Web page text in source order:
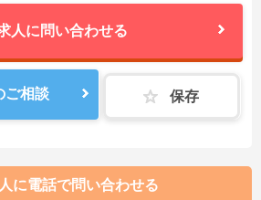
人に問い合わせる
ご相談 保存
に電話で問い合わせる